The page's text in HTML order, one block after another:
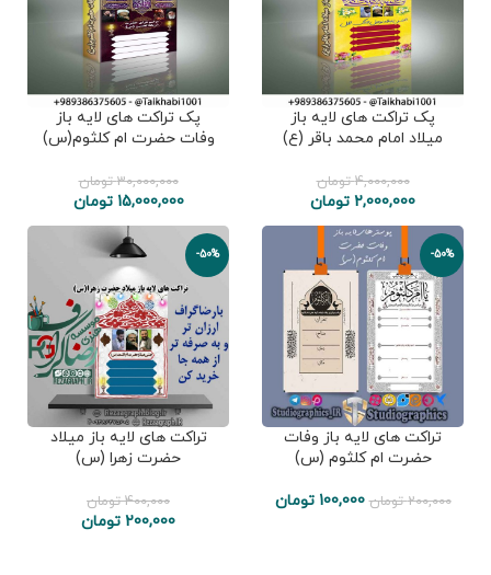
پک تراکت های لایه باز
میلاد امام محمد باقر (ع)
4,000,000 تومان
2,000,000 تومان
پک تراکت های لایه باز
وفات حضرت ام کلثوم(س)
30,000,000 تومان
15,000,000 تومان
-50%
تراکت های لایه باز وفات
حضرت ام کلثوم (س)
200,000 تومان 100,000 تومان
-50%
تراکت های لایه باز میلاد
حضرت زهرا (س)
400,000 تومان
200,000 تومان